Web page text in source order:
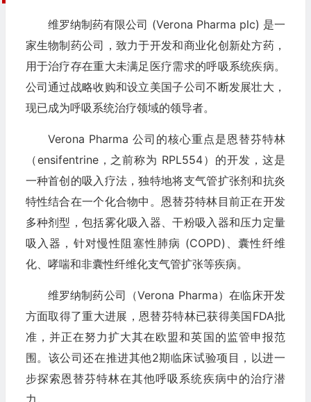
维罗纳制药有限公司 (Verona Pharma plc) 是一
家生物制药公司，致力于开发和商业化创新处方药，
用于治疗存在重大未满足医疗需求的呼吸系统疾病。
公司通过战略收购和设立美国子公司不断发展壮大，
现已成为呼吸系统治疗领域的领导者。
Verona Pharma 公司的核心重点是恩替芬特林
（ensifentrine，之前称为 RPL554）的开发，这是
一种首创的吸入疗法，独特地将支气管扩张剂和抗炎
特性结合在一个化合物中。恩替芬特林目前正在开发
多种剂型，包括雾化吸入器、干粉吸入器和压力定量
吸入器，针对慢性阻塞性肺病 (COPD)、囊性纤维
化、哮喘和非囊性纤维化支气管扩张等疾病。
维罗纳制药公司（Verona Pharma）在临床开发
方面取得了重大进展，恩替芬特林已获得美国FDA批
准，并正在努力扩大其在欧盟和英国的监管申报范
围。该公司还在推进其他2期临床试验项目，以进一
步探索恩替芬特林在其他呼吸系统疾病中的治疗潜